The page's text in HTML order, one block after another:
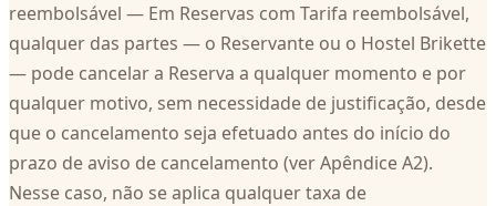
reembolsável — Em Reservas com Tarifa reembolsável,
qualquer das partes — o Reservante ou o Hostel Brikette
— pode cancelar a Reserva a qualquer momento e por
qualquer motivo, sem necessidade de justificação, desde
que o cancelamento seja efetuado antes do início do
prazo de aviso de cancelamento (ver Apêndice A2).
Nesse caso, não se aplica qualquer taxa de